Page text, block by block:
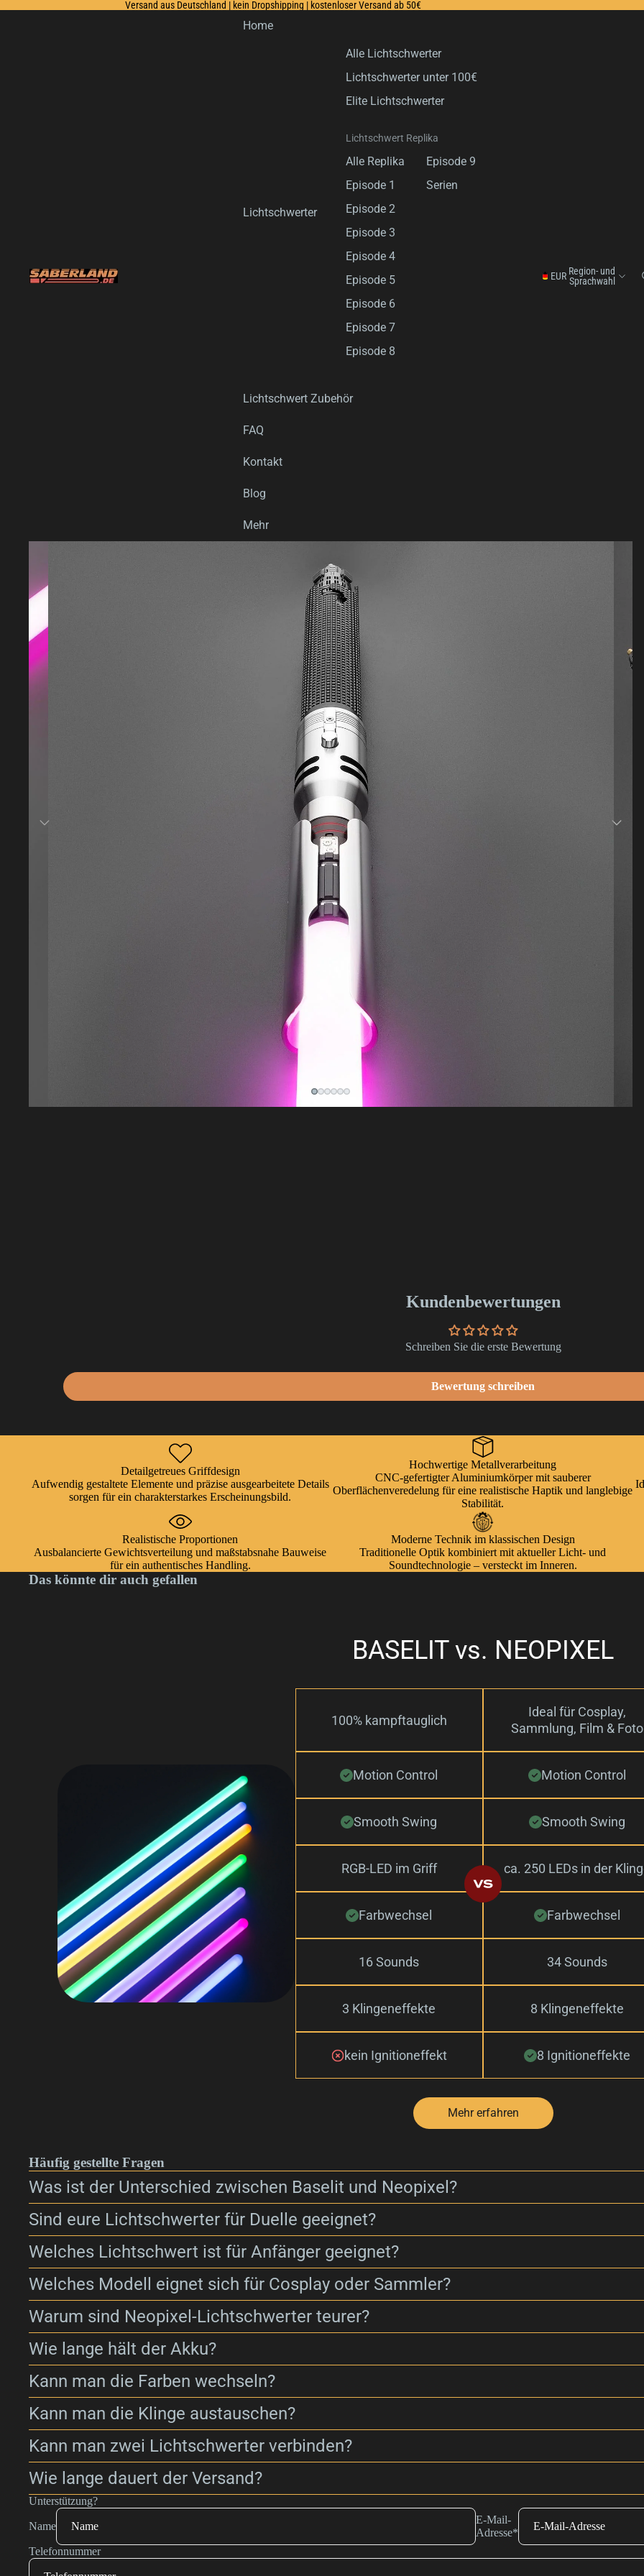
Versand aus Deutschland | kein Dropshipping | kostenloser Versand ab 50€
Home
Lichtschwerter
Alle Lichtschwerter
Lichtschwerter unter 100€
Elite Lichtschwerter
Lichtschwert Replika
Alle Replika
Episode 1
Episode 2
Episode 3
Episode 4
Episode 5
Episode 6
Episode 7
Episode 8
Episode 9
Serien
Lichtschwert Zubehör
FAQ
Kontakt
Blog
Mehr
EUR Region- und
Sprachwahl
Kundenbewertungen
Schreiben Sie die erste Bewertung
Bewertung schreiben
Detailgetreues Griffdesign
Aufwendig gestaltete Elemente und präzise ausgearbeitete Details
sorgen für ein charakterstarkes Erscheinungsbild.
Hochwertige Metallverarbeitung
CNC-gefertigter Aluminiumkörper mit sauberer
Oberflächenveredelung für eine realistische Haptik und langlebige
Stabilität.
Realistische Proportionen
Ausbalancierte Gewichtsverteilung und maßstabsnahe Bauweise
für ein authentisches Handling.
Moderne Technik im klassischen Design
Traditionelle Optik kombiniert mit aktueller Licht- und
Soundtechnologie – versteckt im Inneren.
Das könnte dir auch gefallen
BASELIT vs. NEOPIXEL
100% kampftauglich
Ideal für Cosplay,
Sammlung, Film & Foto
Motion Control Motion Control
Smooth Swing Smooth Swing
RGB-LED im Griff ca. 250 LEDs in der
Farbwechsel Farbwechsel
16 Sounds 34 Sounds
3 Klingeneffekte 8 Klingeneffekte
kein Ignitioneffekt 8 Ignitioneffekte
Mehr erfahren
Häufig gestellte Fragen
Was ist der Unterschied zwischen Baselit und Neopixel?
Sind eure Lichtschwerter für Duelle geeignet?
Welches Lichtschwert ist für Anfänger geeignet?
Welches Modell eignet sich für Cosplay oder Sammler?
Warum sind Neopixel-Lichtschwerter teurer?
Wie lange hält der Akku?
Kann man die Farben wechseln?
Kann man die Klinge austauschen?
Kann man zwei Lichtschwerter verbinden?
Wie lange dauert der Versand?
Unterstützung?
Name
E-Mail-
Adresse*
Telefonnummer